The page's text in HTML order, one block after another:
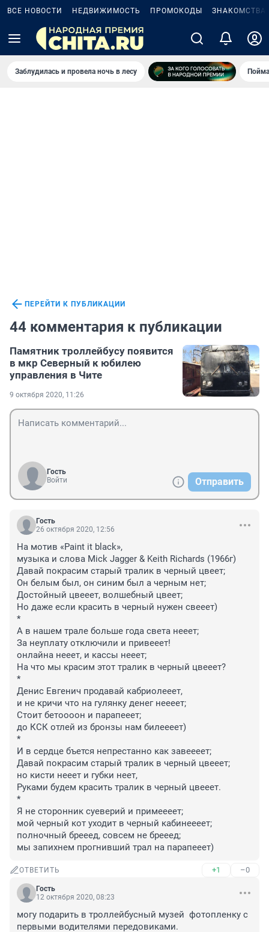
ВСЕ НОВОСТИ НЕДВИЖИМОСТЬ ПРОМОКОДЫ ЗНАКОМСТВА
Заблудилась и провела ночь в лесу
ПЕРЕЙТИ К ПУБЛИКАЦИИ
44 комментария к публикации
Памятник троллейбусу появится
в мкр Северный к юбилею
управления в Чите
9 октября 2020, 11:26
Гость
Войти
Отправить
Гость
26 октября 2020, 12:56
На мотив «Paint it black»,
музыка и слова Mick Jagger & Keith Richards (1966г)
Давай покрасим старый тралик в черный цвеет;
Он белым был, он синим был а черным нет;
Достойный цвееет, волшебный цвеет;
Но даже если красить в черный нужен свееет)
*
А в нашем трале больше года света нееет;
За неуплату отключили и привееет!
онлайна нееет, и кассы нееет;
На что мы красим этот тралик в черный цвееет?
*
Денис Евгенич продавай кабриолееет,
и не кричи что на гулянку денег неееет;
Стоит бетоооон и парапееет;
до КСК отлей из бронзы нам билеееет)
*
И в сердце бъется непрестанно как завеееет;
Давай покрасим старый тралик в черный цвееет;
но кисти нееет и губки неет,
Руками будем красить тралик в черный цвееет.
*
Я не сторонник суеверий и примеееет;
мой черный кот уходит в черный кабинеееет;
полночный брееед, совсем не брееед;
мы запихнем прогнивший трал на парапееет)
ОТВЕТИТЬ +1 –0
Гость
12 октября 2020, 08:23
могу подарить в троллейбусный музей  фотопленку с
первыми водителями передовиками.